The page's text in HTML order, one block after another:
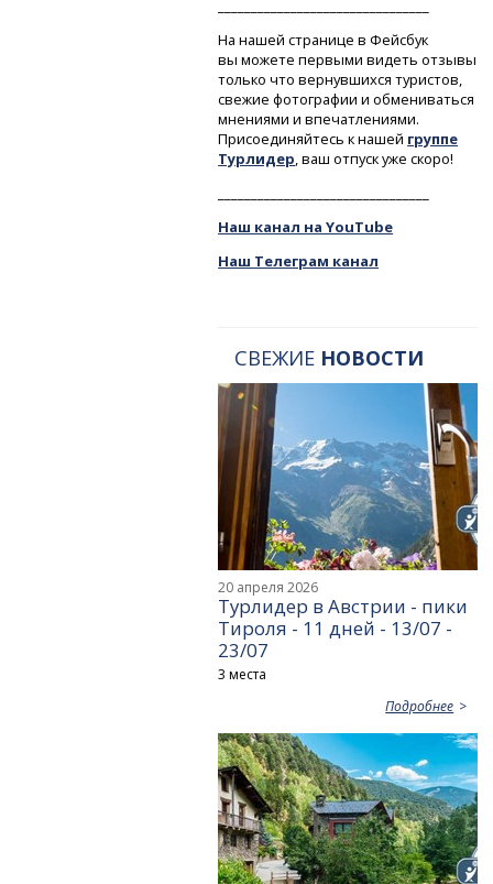
На нашей странице в Фейсбук
вы можете первыми видеть отзывы
только что вернувшихся туристов,
свежие фотографии и обмениваться
мнениями и впечатлениями.
Присоединяйтесь к нашей группе
Турлидер, ваш отпуск уже скоро!
Наш канал на YouTube
Наш Телеграм канал
СВЕЖИЕ НОВОСТИ
20 апреля 2026
Турлидер в Австрии - пики
Тироля - 11 дней - 13/07 -
23/07
3 места
Подробнее